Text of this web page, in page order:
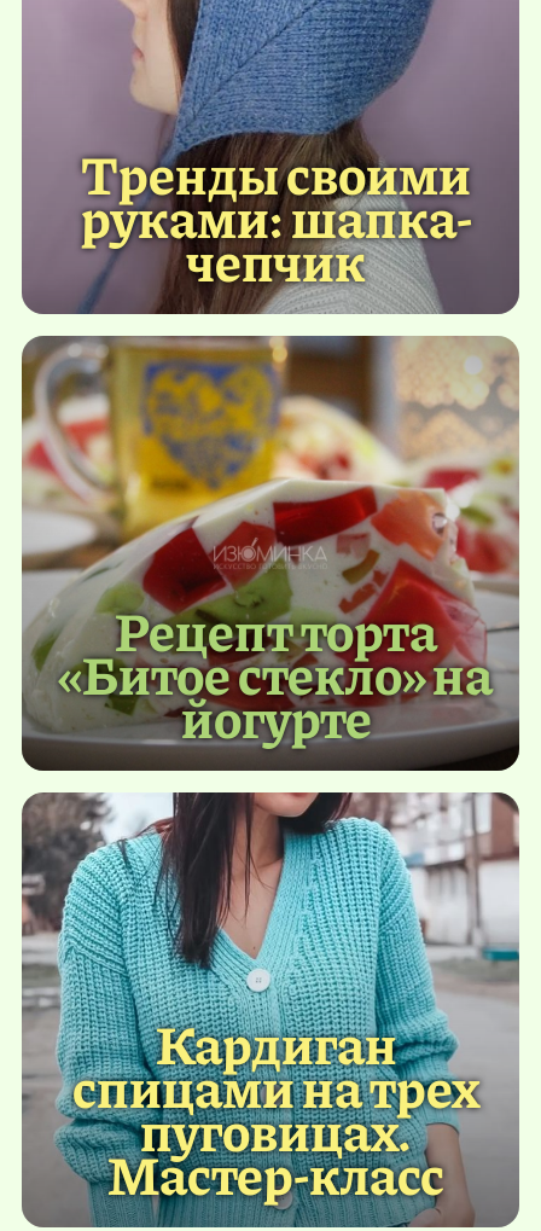
Тренды своими
руками: шапка-
чепчик
Рецепт торта
«Битое стекло» на
йогурте
Кардиган
спицами на трех
пуговицах.
Мастер-класс